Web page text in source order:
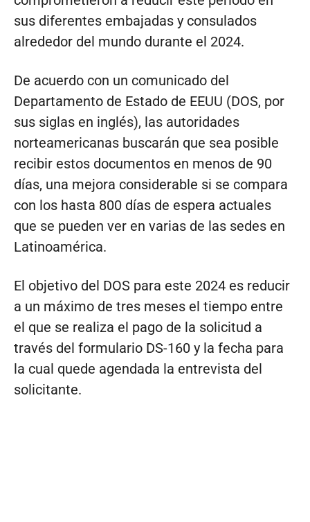
sus diferentes embajadas y consulados
alrededor del mundo durante el 2024.
De acuerdo con un comunicado del
Departamento de Estado de EEUU (DOS, por
sus siglas en inglés), las autoridades
norteamericanas buscarán que sea posible
recibir estos documentos en menos de 90
días, una mejora considerable si se compara
con los hasta 800 días de espera actuales
que se pueden ver en varias de las sedes en
Latinoamérica.
El objetivo del DOS para este 2024 es reducir
a un máximo de tres meses el tiempo entre
el que se realiza el pago de la solicitud a
través del formulario DS-160 y la fecha para
la cual quede agendada la entrevista del
solicitante.